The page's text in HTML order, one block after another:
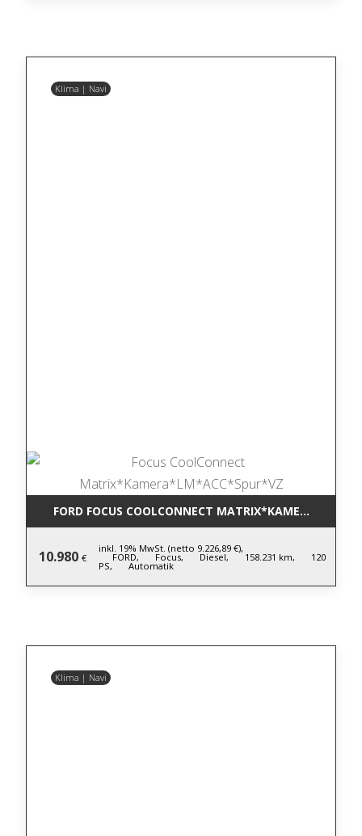
Klima | Navi
FORD FOCUS COOLCONNECT
10.980 €
inkl. 19% MwSt. (netto 9.226,89 €),
FORD, Focus, Diesel, 158.231 km, 120
PS, Automatik
Klima | Navi